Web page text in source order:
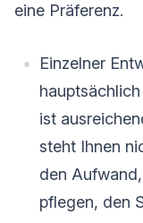
eine Präferenz.
Einzelner
ist
steht Ihnen
den
pflegen, den